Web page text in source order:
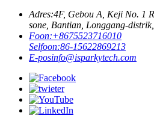
Adres:4F, Gebou A, Keji No. 1
sone, Bantian, Longgang-
Foon:+8675523716010
Selfoon:86-15622869213
E-posinfo@isparkytech.com